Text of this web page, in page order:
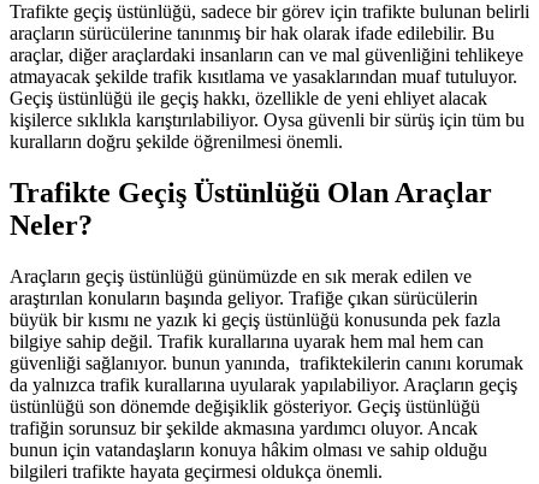
Trafikte geçiş üstünlüğü, sadece bir görev için trafikte bulunan belirli
araçların sürücülerine tanınmış bir hak olarak ifade edilebilir. Bu
araçlar, diğer araçlardaki insanların can ve mal güvenliğini tehlikeye
atmayacak şekilde trafik kısıtlama ve yasaklarından muaf tutuluyor.
Geçiş üstünlüğü ile geçiş hakkı, özellikle de yeni ehliyet alacak
kişilerce sıklıkla karıştırılabiliyor. Oysa güvenli bir sürüş için tüm bu
kuralların doğru şekilde öğrenilmesi önemli.
Trafikte Geçiş Üstünlüğü Olan Araçlar
Neler?
Araçların geçiş üstünlüğü günümüzde en sık merak edilen ve
araştırılan konuların başında geliyor. Trafiğe çıkan sürücülerin
büyük bir kısmı ne yazık ki geçiş üstünlüğü konusunda pek fazla
bilgiye sahip değil. Trafik kurallarına uyarak hem mal hem can
güvenliği sağlanıyor. bunun yanında, trafiktekilerin canını korumak
da yalnızca trafik kurallarına uyularak yapılabiliyor. Araçların geçiş
üstünlüğü son dönemde değişiklik gösteriyor. Geçiş üstünlüğü
trafiğin sorunsuz bir şekilde akmasına yardımcı oluyor. Ancak
bunun için vatandaşların konuya hâkim olması ve sahip olduğu
bilgileri trafikte hayata geçirmesi oldukça önemli.